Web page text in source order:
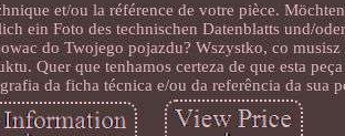
et/ou la référence de votre pièce.
ein Foto des technischen Datenblatts und/
do Twojego pojazdu? Wszystko, co
Quer que tenhamos certeza de que esta
da ficha técnica e/ou da referência da sua